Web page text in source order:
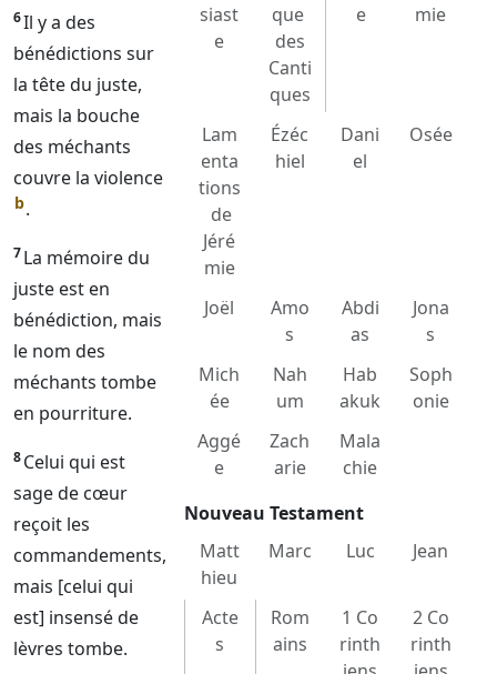
6Il y a des
bénédictions sur
la tête du juste,
mais la bouche
des méchants
couvre la violence
b.
7La mémoire du
juste est en
bénédiction, mais
le nom des
méchants tombe
en pourriture.
8Celui qui est
sage de cœur
reçoit les
commandements,
mais [celui qui
est] insensé de
lèvres tombe.
siast
e
que
des
Canti
ques
e
mie
Lam
enta
tions
de
Jéré
mie
Ézéc
hiel
Dani
el
Osée
Joël
Amo
s
Abdi
as
Jona
s
Mich
ée
Nah
um
Hab
akuk
Soph
onie
Aggé
e
Zach
arie
Mala
chie
Nouveau Testament
Matt
hieu
Marc Luc Jean
Acte
s
Rom
ains
1 Co
rinth
2 Co
rinth